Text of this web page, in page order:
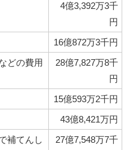
4億3,392万3千
円
16億872万3千円
どの費用
28億7,827万8千
円
15億593万2千円
43億8,421万円
補てんし
27億7,548万7千